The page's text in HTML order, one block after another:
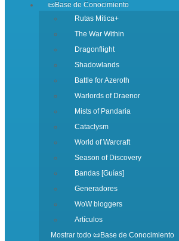
📜Base de Conocimiento
Rutas Mítica+
The War Within
Dragonflight
Shadowlands
Battle for Azeroth
Warlords of Draenor
Mists of Pandaria
Cataclysm
World of Warcraft
Season of Discovery
Bandas [Guías]
Generadores
WoW bloggers
Artículos
Mostrar todo 📜Base de Conocimiento